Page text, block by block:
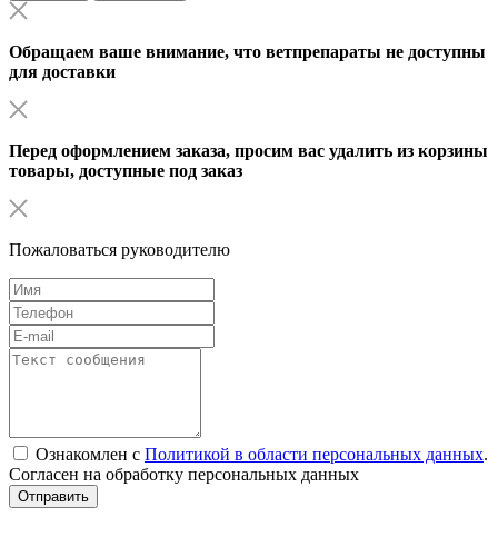
Обращаем ваше внимание, что ветпрепараты не доступны
для доставки
Перед оформлением заказа, просим вас удалить из корзины
товары, доступные под заказ
Пожаловаться руководителю
Ознакомлен с Политикой в области персональных данных.
Согласен на обработку персональных данных
Отправить